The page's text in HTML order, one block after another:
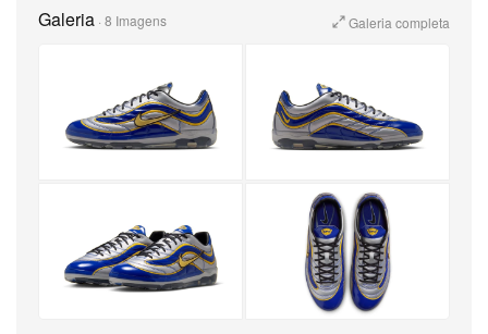
global da família Mercurial. Ao traduzir esse momento
simplesmente reaproveitar uma colorway e entrega um
produto autenticamente ancorado em arquivo.
referências do futebol a sneakers casuais, o modelo
preserva uma conexão temática intensa com o seu
antecessor dos anos 1990. A presença marcante da
linhagem R9 garante que o tênis funcione como um
tributo genuíno a um dos momentos mais significativos
Galeria · 8 Imagens Galeria completa